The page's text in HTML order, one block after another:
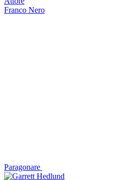
Franco Nero
Paragonare